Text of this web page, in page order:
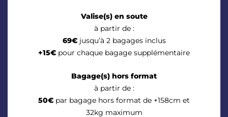
Valise(s) en soute
à partir de :
69€jusqu’à 2 bagages inclus
+15€pour chaque bagage supplémentaire
Bagage(s) hors format
à partir de :
50€par bagage hors format de +158cm et
32kg maximum